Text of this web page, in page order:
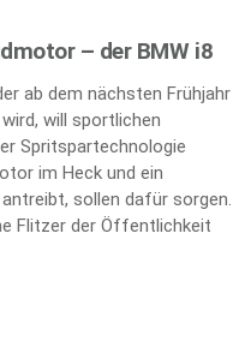
– der BMW i8
ab dem nächsten Frühjahr
will sportlichen
Spritspartechnologie
im Heck und ein
sollen dafür sorgen.
Flitzer der Öffentlichkeit